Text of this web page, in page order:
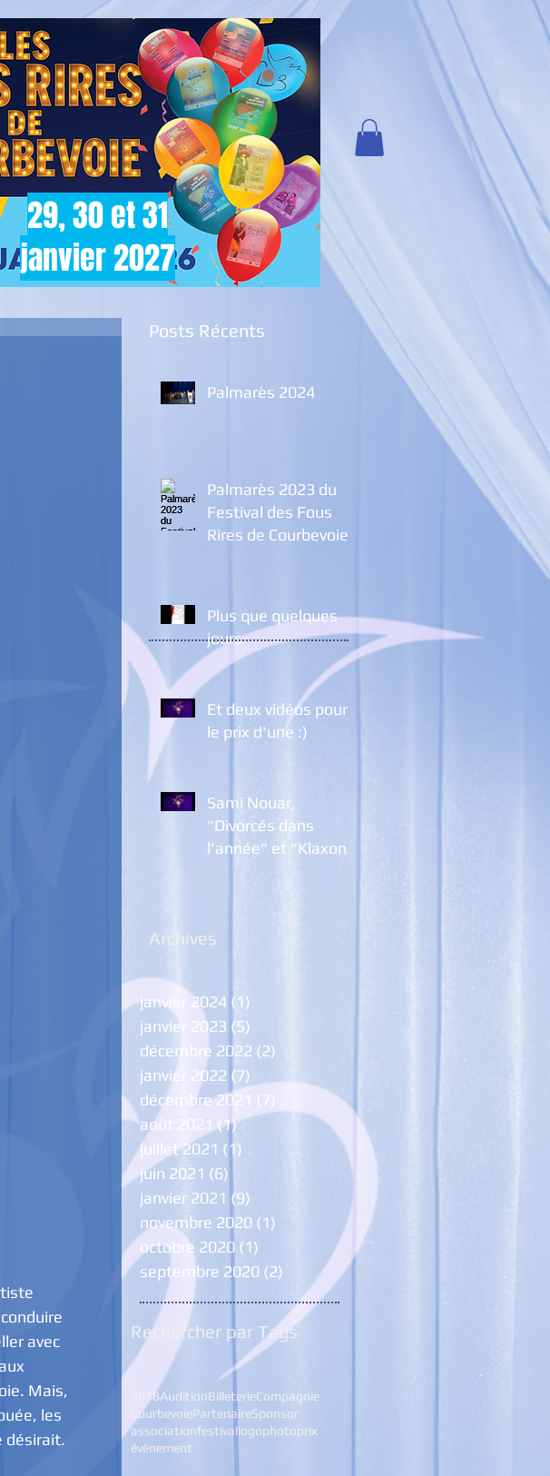
29, 30 et 31
janvier 2027
avec
Mais,
les
désirait.
Posts Récents
Palmarès 2024
Palmarès 2023 du
Festival des Fous
Rires de Courbevoie
Plus que quelques
jours
Et deux vidéos pour
le prix d'une :)
Sami Nouar,
"Divorcés dans
l'année" et "Klaxon,
Trompettes ... et
Pétarades
Archives
janvier 2024 (1)
janvier 2023 (5)
décembre 2022 (2)
janvier 2022 (7)
décembre 2021 (7)
août 2021 (1)1 post
juillet 2021 (1) 1 post
juin 2021 (6)
janvier 2021 (9)
novembre 2020 (1) 1 post
octobre 2020 (1)
septembre 2020 (2) 2 posts
Rechercher par Tags
2018AuditionBilleterieCompagnie
CourbevoiePartenaireSponsor
associationfestivallogophotoprix
évènement